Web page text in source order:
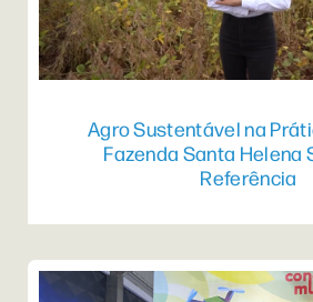
Agro Sustentável na
Fazenda Santa Helena
Referência